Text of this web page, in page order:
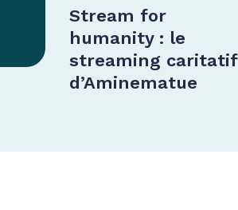
Stream for
humanity : le
streaming caritatif
d’Aminematue